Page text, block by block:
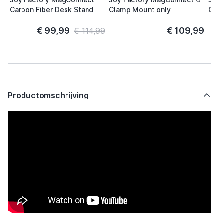
Carbon Fiber Desk Stand
€ 99,99 € 114,99
Clamp Mount only
€ 109,99
Productomschrijving